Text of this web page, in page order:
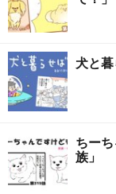
犬と
ちー
族」